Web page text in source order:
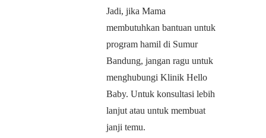
Jadi, jika Mama
membutuhkan bantuan untuk
program hamil di Sumur
Bandung, jangan ragu untuk
menghubungi Klinik Hello
Baby. Untuk konsultasi lebih
lanjut atau untuk membuat
janji temu.